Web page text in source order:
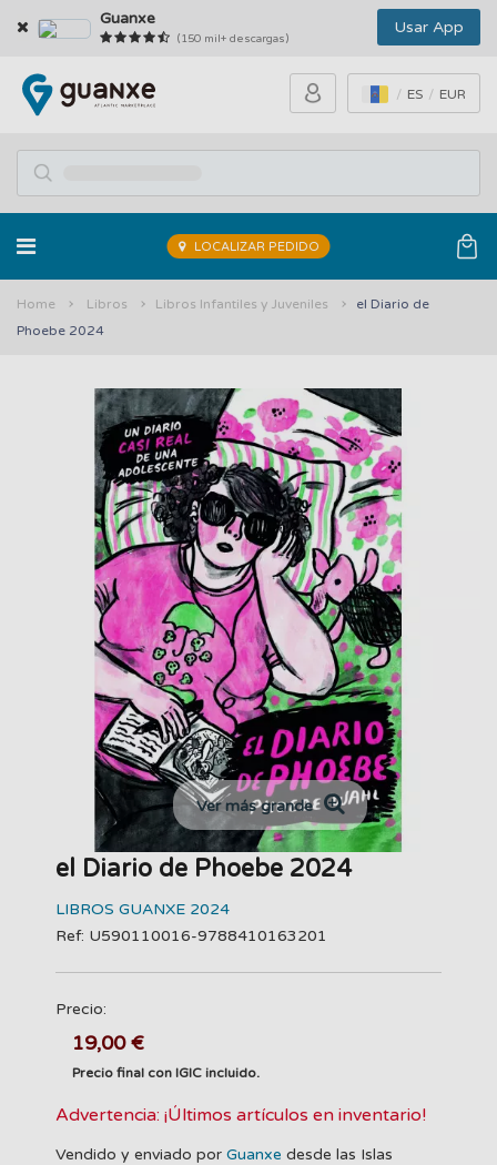
Guanxe
(150 mil+ descargas)
Usar App
ES EUR
LOCALIZAR PEDIDO
Home Libros Libros Infantiles y Juveniles
el Diario de
Phoebe 2024
Ver más grande
el Diario de Phoebe 2024
LIBROS GUANXE 2024
Ref: U590110016-9788410163201
Precio:
19,00 €
Precio final con IGIC incluido.
Advertencia: ¡Últimos artículos en inventario!
Vendido y enviado por Guanxe desde las Islas